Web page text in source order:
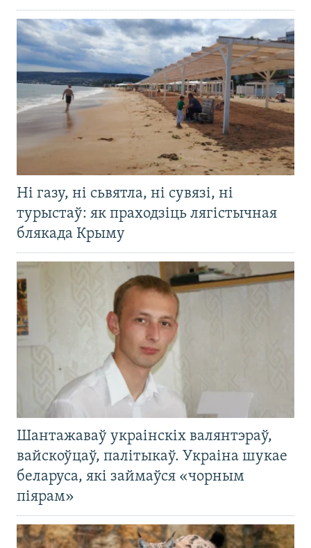
Ні газу, ні сьвятла, ні сувязі, ні
турыстаў: як праходзіць лягістычная
блякада Крыму
Шантажаваў украінскіх валянтэраў,
вайскоўцаў, палітыкаў. Украіна шукае
беларуса, які займаўся «чорным
піярам»